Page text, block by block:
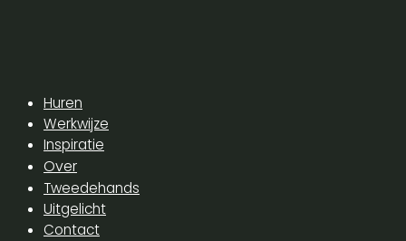
Huren
Werkwijze
Inspiratie
Over
Tweedehands
Uitgelicht
Contact